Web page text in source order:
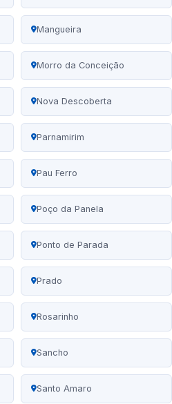
Mangueira
Morro da Conceição
Nova Descoberta
Parnamirim
Pau Ferro
Poço da Panela
Ponto de Parada
Prado
Rosarinho
Sancho
Santo Amaro